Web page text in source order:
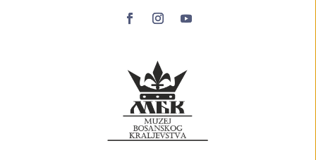
aug 5, 2026 | Uncategorized
Program je otvoren promocijom knjige „Bosna i
Rimska kurija u srednjem vijeku“ autora dr.
Dženana Dautovića, uz učešće promotora i